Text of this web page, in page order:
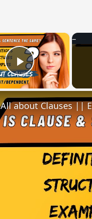
×
Play Video
All about Clauses ||